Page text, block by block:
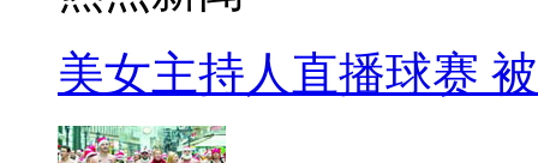
美女主持人直播球赛